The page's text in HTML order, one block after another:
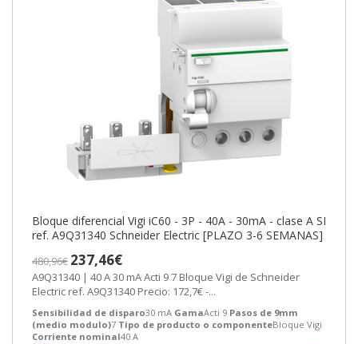
Bloque diferencial Vigi iC60 - 3P - 40A - 30mA - clase A SI
ref. A9Q31340 Schneider Electric [PLAZO 3-6 SEMANAS]
480,96€ 237,46€
A9Q31340 | 40 A 30 mA Acti 9 7 Bloque Vigi de Schneider
Electric ref. A9Q31340 Precio: 172,7€ -...
Sensibilidad de disparo30 mA GamaActi 9 Pasos de 9mm
(medio modulo)7 Tipo de producto o componenteBloque Vigi
Corriente nominal40 A